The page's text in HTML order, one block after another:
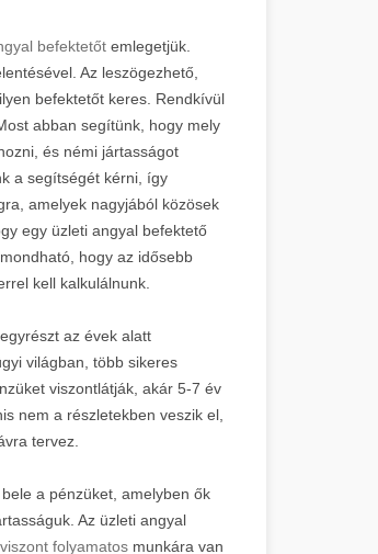
befektetőt emlegetjük.
Az leszögezhető,
befektetőt keres. Rendkívül
abban segítünk, hogy mely
és némi jártasságot
a segítségét kérni, így
amelyek nagyjából közösek
egy üzleti angyal befektető
hogy az idősebb
kell kalkulálnunk.
egyrészt az évek alatt
világban, több sikeres
viszontlátják, akár 5-7 év
nem a részletekben veszik el,
tervez.
a pénzüket, amelyben ők
Az üzleti angyal
folyamatos munkára van